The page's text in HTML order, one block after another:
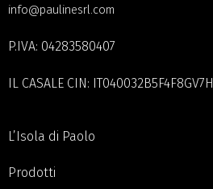
info@paulinesrl.com
P.IVA: 04283580407
IL CASALE CIN: IT040032B5F4F8GV7H
L’Isola di Paolo
Prodotti